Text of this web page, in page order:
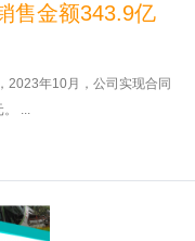
售金额343.9亿
2023年10月，公司实现合同
。 ...